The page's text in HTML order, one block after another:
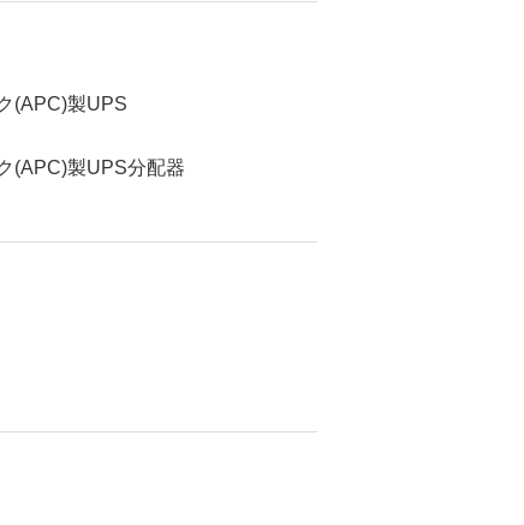
(APC)製UPS
(APC)製UPS分配器